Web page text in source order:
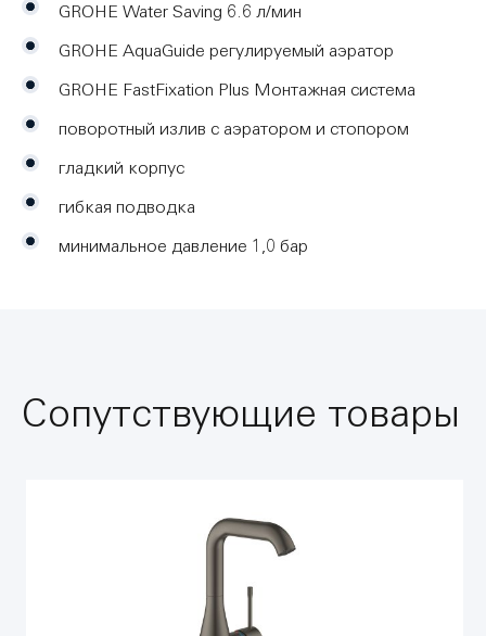
GROHE Water Saving 6.6 л/мин
GROHE AquaGuide регулируемый аэратор
GROHE FastFixation Plus Монтажная система
поворотный излив с аэратором и стопором
гладкий корпус
гибкая подводка
минимальное давление 1,0 бар
Сопутствующие товары